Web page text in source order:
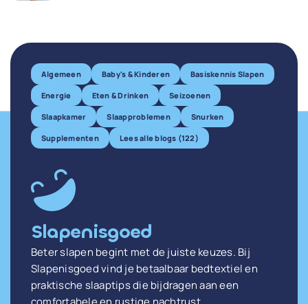
Algemeen Baby's & Kinderen Basiskennis Slapen
Energie Eten & Drinken Seizoenen
Slaapkamer Slaapproblemen Snurken
Supplementen Lees alle blogs (122)
Slapenisgoed
Beter slapen begint met de juiste keuzes. Bij
Slapenisgoed vind je betaalbaar bedtextiel en
praktische slaaptips die bijdragen aan een